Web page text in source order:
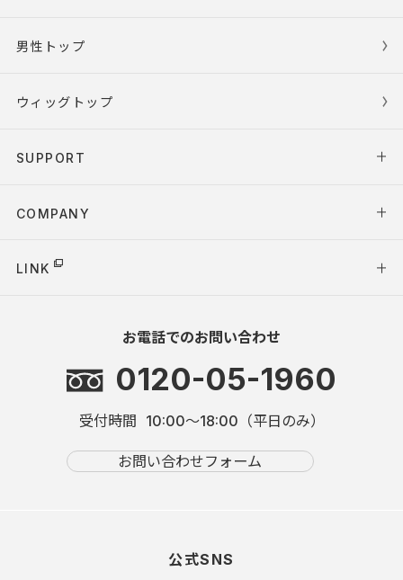
男性トップ
ウィッグトップ
SUPPORT
COMPANY
LINK
お電話でのお問い合わせ
0120-05-1960
受付時間 10:00～18:00（平日のみ）
お問い合わせフォーム
公式SNS